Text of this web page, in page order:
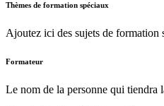
Thèmes de formation spéciaux
Ajoutez ici des sujets de formation
Formateur
Le nom de la personne qui tiendra